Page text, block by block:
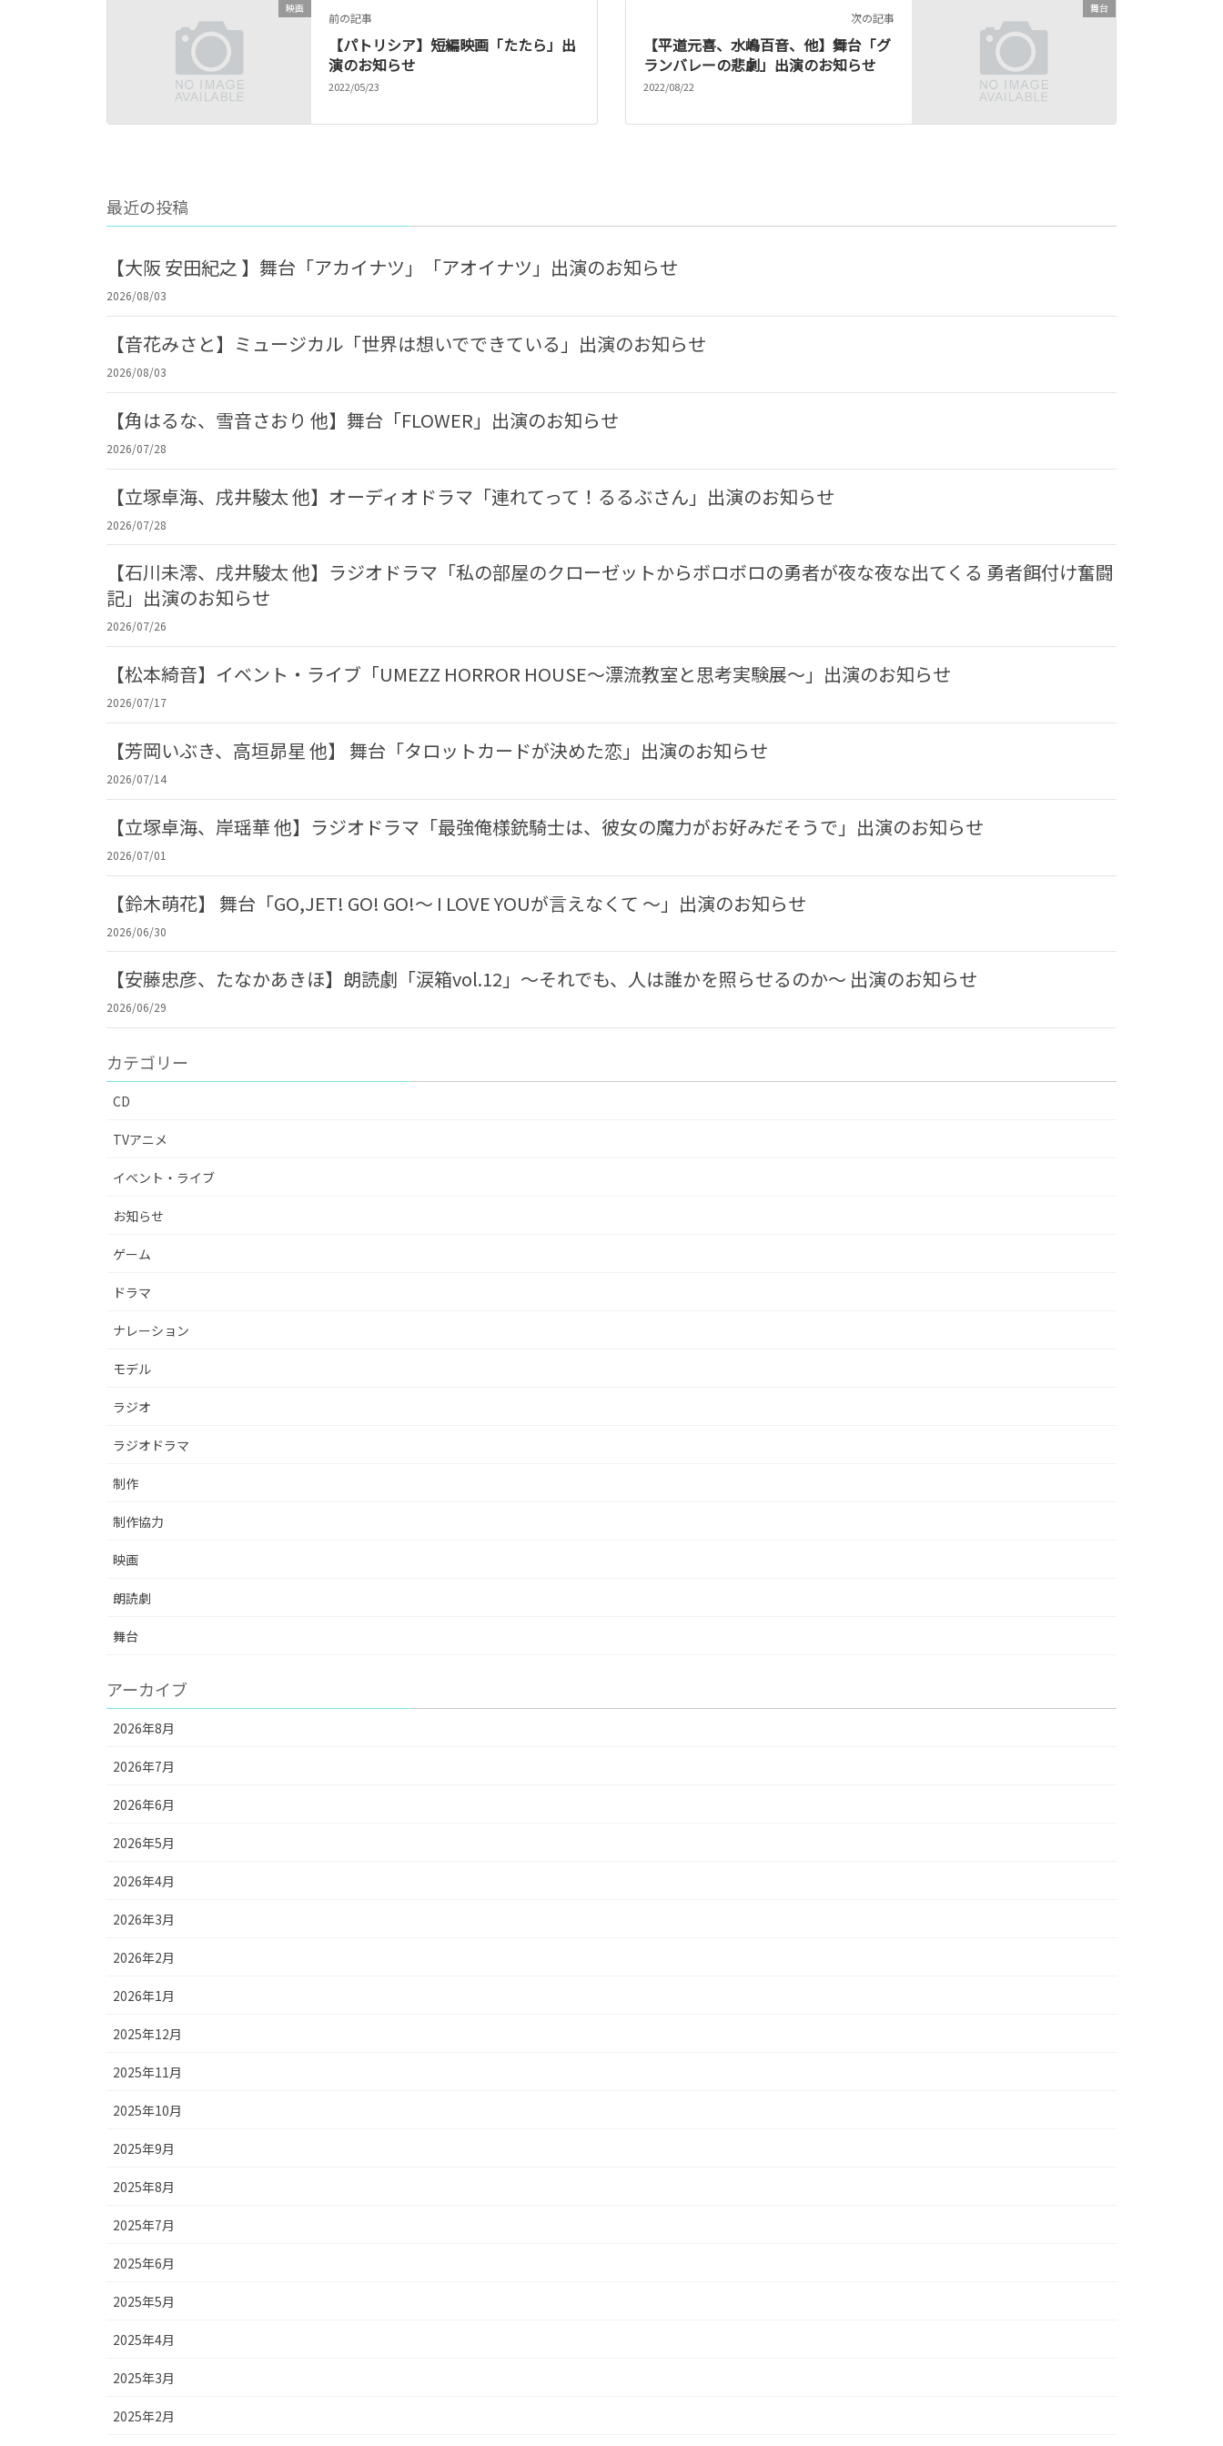
映画
前の記事
【パトリシア】短編映画「たたら」出
演のお知らせ
2022/05/23
舞台
次の記事
【平道元喜、水嶋百音、他】舞台「グ
ランバレーの悲劇」出演のお知らせ
2022/08/22
最近の投稿
【大阪 安田紀之 】舞台「アカイナツ」「アオイナツ」出演のお知らせ
2026/08/03
【音花みさと】ミュージカル「世界は想いでできている」出演のお知らせ
2026/08/03
【角はるな、雪音さおり 他】舞台「FLOWER」出演のお知らせ
2026/07/28
【立塚卓海、戌井駿太 他】オーディオドラマ「連れてって！るるぶさん」出演のお知らせ
2026/07/28
【石川未澪、戌井駿太 他】ラジオドラマ「私の部屋のクローゼットからボロボロの勇者が夜な夜な出てくる 勇者餌付け奮闘
記」出演のお知らせ
2026/07/26
【松本綺音】イベント・ライブ「UMEZZ HORROR HOUSE〜漂流教室と思考実験展〜」出演のお知らせ
2026/07/17
【芳岡いぶき、高垣昴星 他】 舞台「タロットカードが決めた恋」出演のお知らせ
2026/07/14
【立塚卓海、岸瑶華 他】ラジオドラマ「最強俺様銃騎士は、彼女の魔力がお好みだそうで」出演のお知らせ
2026/07/01
【鈴木萌花】 舞台「GO,JET! GO! GO!〜 I LOVE YOUが言えなくて 〜」出演のお知らせ
2026/06/30
【安藤忠彦、たなかあきほ】朗読劇「涙箱vol.12」〜それでも、人は誰かを照らせるのか〜 出演のお知らせ
2026/06/29
カテゴリー
CD
TVアニメ
イベント・ライブ
お知らせ
ゲーム
ドラマ
ナレーション
モデル
ラジオ
ラジオドラマ
制作
制作協力
映画
朗読劇
舞台
アーカイブ
2026年8月
2026年7月
2026年6月
2026年5月
2026年4月
2026年3月
2026年2月
2026年1月
2025年12月
2025年11月
2025年10月
2025年9月
2025年8月
2025年7月
2025年6月
2025年5月
2025年4月
2025年3月
2025年2月